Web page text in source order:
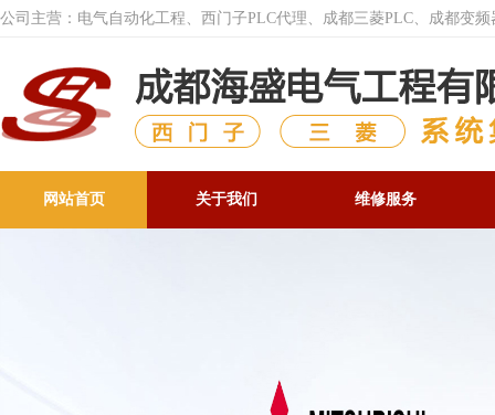
公司主营：电气自动化工程、西门子PLC代理、成都三菱PLC、成都变
网站首页 关于我们 维修服务